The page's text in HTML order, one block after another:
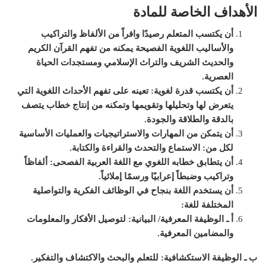
الأهداف الخاصة للمادة
أن يكتسب المتعلم رصيدًا وافراً من الألفاظ والتراكيب
والأساليب اللغوية الفصيحة يمكنه من تفهم القرآن الكريم
والحديث الشريف والتراث الإسلامي ومستجدات الحياة
العصرية.
أن يكتسب قدرة لغوية: تعينه على تفهم الأحداث اللغوية التي
يتعرض لها وتحليلها وتقويمها وتمكنه من إنتاج خطاب يتصف
بالدقة والطلاقة والجودة.
أن يتمكن من المهارات والاستراتيجيات والعمليات الأساسية
لكل من: الاستماع والتحدث والقراءة والكتابة.
أن يتطابق خطابه اللغوي مع اللغة العربية الفصحى: ألفاظاً
وتراكيب وضبطاً إعرابيًا ورسمًا إملائياً.
أن يستخدم اللغة بنجاح في الوظائف الفكرية والتواصلية
المختلفة للغة:
أ ـ الوظيفة المعرفية/ البيانية: لتوصيل الأفكار والمعلومات
والمضامين المعرفية.
ب ـ الوظيفة الاستكشافية: للتعلم والبحث والاكتشاف والتفكير.